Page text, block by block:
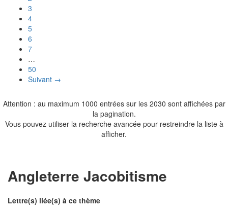
3
4
5
6
7
…
50
Suivant →
Attention : au maximum 1000 entrées sur les 2030 sont affichées par
la pagination.
Vous pouvez utiliser la recherche avancée pour restreindre la liste à
afficher.
Angleterre Jacobitisme
Lettre(s) liée(s) à ce thème